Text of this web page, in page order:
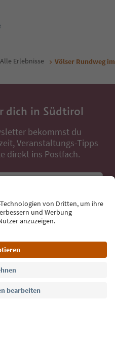
Alle Erlebnisse Völser Rundweg
dich in Südtirol
bekommst du
Veranstaltungs-Tipps
direkt ins Postfach.